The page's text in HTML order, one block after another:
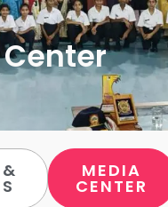
MEDIA
CENTER